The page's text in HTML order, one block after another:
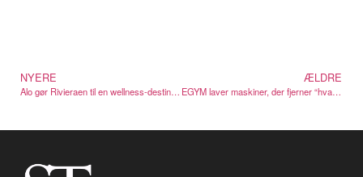
NYERE
Alo gør Rivieraen til en wellness-destination — yacht og det hele
ÆLDRE
EGYM laver maskiner, der fjerner “hvad gør jeg nu?”